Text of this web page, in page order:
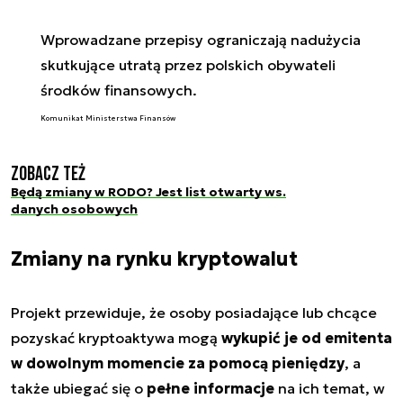
Wprowadzane przepisy ograniczają nadużycia
skutkujące utratą przez polskich obywateli
środków finansowych.
Komunikat Ministerstwa Finansów
Zobacz też
Będą zmiany w RODO? Jest list otwarty ws.
danych osobowych
Zmiany na rynku kryptowalut
Projekt przewiduje, że osoby posiadające lub chcące
pozyskać kryptoaktywa mogą wykupić je od emitenta
w dowolnym momencie za pomocą pieniędzy, a
także ubiegać się o pełne informacje na ich temat, w